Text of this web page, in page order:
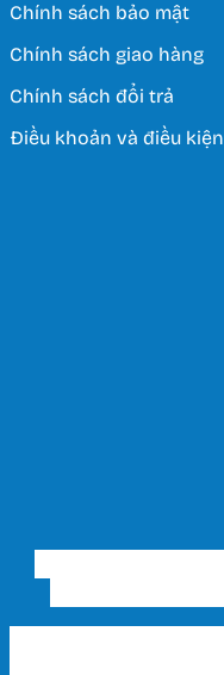
Chính sách bảo mật
Chính sách giao hàng
Chính sách đổi trả
Điều khoản và điều kiện